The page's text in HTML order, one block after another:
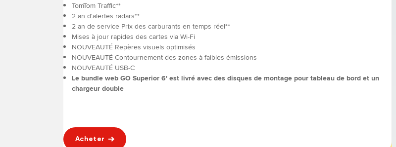
TomTom Traffic**
2 an d'alertes radars**
2 an de service Prix des carburants en temps réel**
Mises à jour rapides des cartes via Wi-Fi
NOUVEAUTÉ Repères visuels optimisés
NOUVEAUTÉ Contournement des zones à faibles émissions
NOUVEAUTÉ USB-C
Le bundle web GO Superior 6' est livré avec des disques de montage pour tableau de bord et un
chargeur double
Acheter